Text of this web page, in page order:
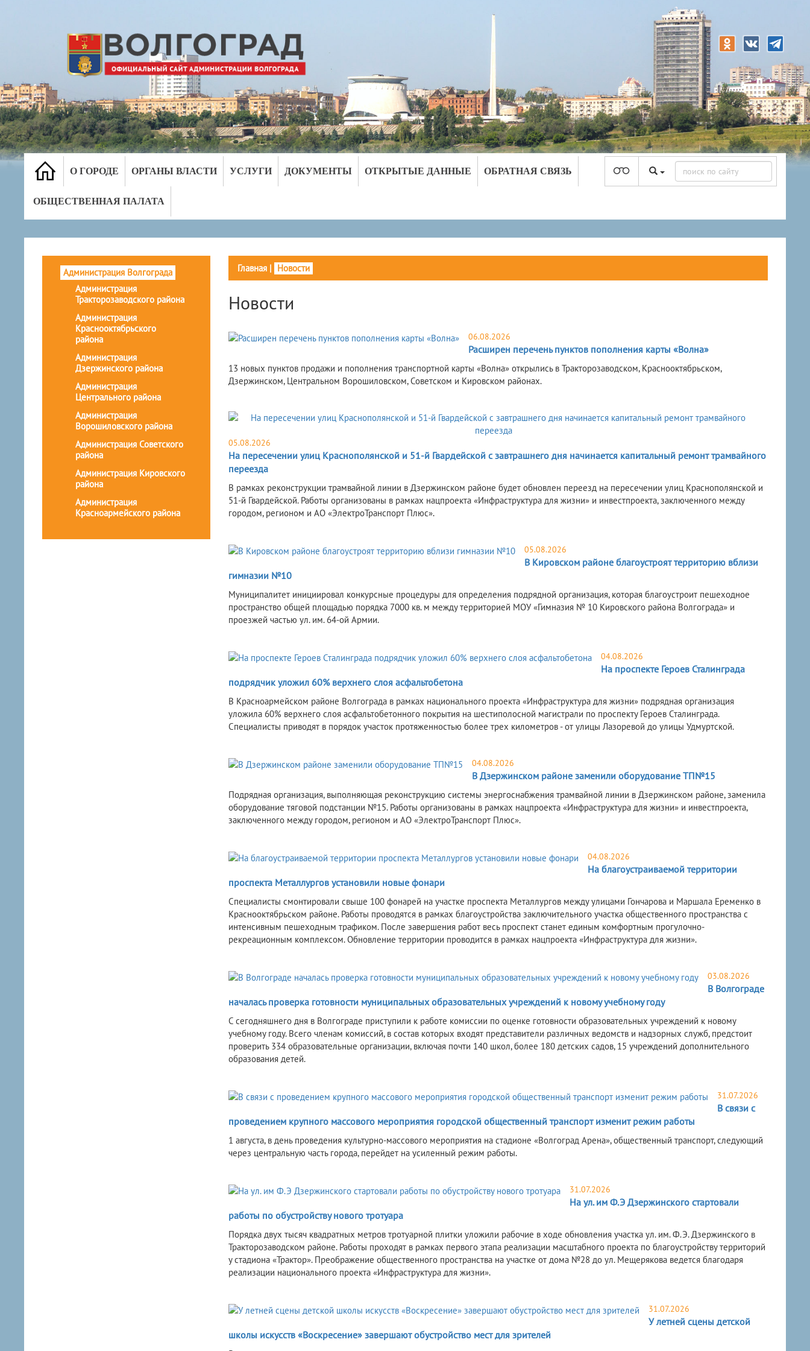
О ГОРОДЕ ОРГАНЫ ВЛАСТИ УСЛУГИ ДОКУМЕНТЫ ОТКРЫТЫЕ ДАННЫЕ ОБРАТНАЯ СВЯЗЬ
ОБЩЕСТВЕННАЯ ПАЛАТА
Администрация Волгограда
Администрация
Тракторозаводского района
Администрация
Краснооктябрьского
района
Администрация
Дзержинского района
Администрация
Центрального района
Администрация
Ворошиловского района
Администрация Советского
района
Администрация Кировского
района
Администрация
Красноармейского района
Главная| Новости
Новости
06.08.2026
Расширен перечень пунктов пополнения карты «Волна»
13 новых пунктов продажи и пополнения транспортной карты «Волна» открылись в Тракторозаводском, Краснооктябрьском,
Дзержинском, Центральном Ворошиловском, Советском и Кировском районах.
05.08.2026
На пересечении улиц Краснополянской и 51-й Гвардейской с завтрашнего дня начинается капитальный ремонт трамвайного
переезда
В рамках реконструкции трамвайной линии в Дзержинском районе будет обновлен переезд на пересечении улиц Краснополянской и
51-й Гвардейской. Работы организованы в рамках нацпроекта «Инфраструктура для жизни» и инвестпроекта, заключенного между
городом, регионом и АО «ЭлектроТранспорт Плюс».
05.08.2026
В Кировском районе благоустроят территорию вблизи
гимназии №10
Муниципалитет инициировал конкурсные процедуры для определения подрядной организация, которая благоустроит пешеходное
пространство общей площадью порядка 7000 кв. м между территорией МОУ «Гимназия № 10 Кировского района Волгограда» и
проезжей частью ул. им. 64-ой Армии.
04.08.2026
На проспекте Героев Сталинграда
подрядчик уложил 60% верхнего слоя асфальтобетона
В Красноармейском районе Волгограда в рамках национального проекта «Инфраструктура для жизни» подрядная организация
уложила 60% верхнего слоя асфальтобетонного покрытия на шестиполосной магистрали по проспекту Героев Сталинграда.
Специалисты приводят в порядок участок протяженностью более трех километров - от улицы Лазоревой до улицы Удмуртской.
04.08.2026
В Дзержинском районе заменили оборудование ТП№15
Подрядная организация, выполняющая реконструкцию системы энергоснабжения трамвайной линии в Дзержинском районе, заменила
оборудование тяговой подстанции №15. Работы организованы в рамках нацпроекта «Инфраструктура для жизни» и инвестпроекта,
заключенного между городом, регионом и АО «ЭлектроТранспорт Плюс».
04.08.2026
На благоустраиваемой территории
проспекта Металлургов установили новые фонари
Специалисты смонтировали свыше 100 фонарей на участке проспекта Металлургов между улицами Гончарова и Маршала Еременко в
Краснооктябрьском районе. Работы проводятся в рамках благоустройства заключительного участка общественного пространства с
интенсивным пешеходным трафиком. После завершения работ весь проспект станет единым комфортным прогулочно-
рекреационным комплексом. Обновление территории проводится в рамках нацпроекта «Инфраструктура для жизни».
03.08.2026
В Волгограде
началась проверка готовности муниципальных образовательных учреждений к новому учебному году
С сегодняшнего дня в Волгограде приступили к работе комиссии по оценке готовности образовательных учреждений к новому
учебному году. Всего членам комиссий, в состав которых входят представители различных ведомств и надзорных служб, предстоит
проверить 334 образовательные организации, включая почти 140 школ, более 180 детских садов, 15 учреждений дополнительного
образования детей.
31.07.2026
В связи с
проведением крупного массового мероприятия городской общественный транспорт изменит режим работы
1 августа, в день проведения культурно-массового мероприятия на стадионе «Волгоград Арена», общественный транспорт, следующий
через центральную часть города, перейдет на усиленный режим работы.
31.07.2026
На ул. им Ф.Э Дзержинского стартовали
работы по обустройству нового тротуара
Порядка двух тысяч квадратных метров тротуарной плитки уложили рабочие в ходе обновления участка ул. им. Ф.Э. Дзержинского в
Тракторозаводском районе. Работы проходят в рамках первого этапа реализации масштабного проекта по благоустройству территорий
у стадиона «Трактор». Преображение общественного пространства на участке от дома №28 до ул. Мещерякова ведется благодаря
реализации национального проекта «Инфраструктура для жизни».
31.07.2026
У летней сцены детской
школы искусств «Воскресение» завершают обустройство мест для зрителей